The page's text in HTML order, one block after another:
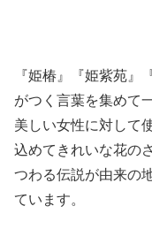
『姫椿』『姫紫苑』
がつく言葉を集めて
美しい女性に対して
込めてきれいな花の
つわる伝説が由来の
ています。